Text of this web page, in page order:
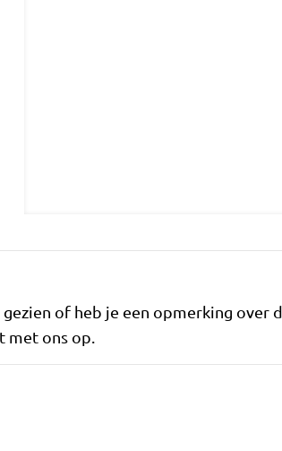
of heb je een opmerking over
met ons op.